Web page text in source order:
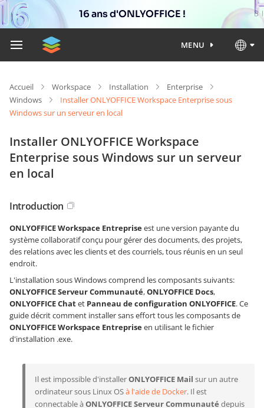
16 ans d'ONLYOFFICE !
MENU
Accueil Workspace Installation
Enterprise
Windows
Installer ONLYOFFICE Workspace Enterprise sous
Windows sur un serveur en local
Installer ONLYOFFICE Workspace
Enterprise sous Windows sur un serveur
en local
Introduction
ONLYOFFICE Workspace Entrepriseest une version payante du
système collaboratif conçu pour gérer des documents, des projets,
des relations avec les clients et des courriels, tous réunis en un seul
endroit.
L'installation sous Windows comprend les composants suivants:
ONLYOFFICE Serveur Communauté,ONLYOFFICE Docs,
ONLYOFFICE Chatet Panneau de configuration ONLYOFFICE. Ce
guide décrit comment installer sans effort tous les composants de
ONLYOFFICE Workspace Entrepriseen utilisant le fichier
d'installation .exe.
Il est impossible d'installerONLYOFFICE Mail sur un autre
ordinateur sous Linux OSà l'aide de Docker. Il est
connectable à ONLYOFFICE Serveur Communauté depuis